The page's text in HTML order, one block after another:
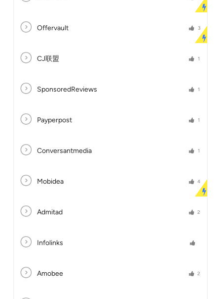
Offervault 3
CJ联盟 1
SponsoredReviews 1
Payperpost 1
Conversantmedia 1
Mobidea 4
Admitad 2
Infolinks
Amobee 2